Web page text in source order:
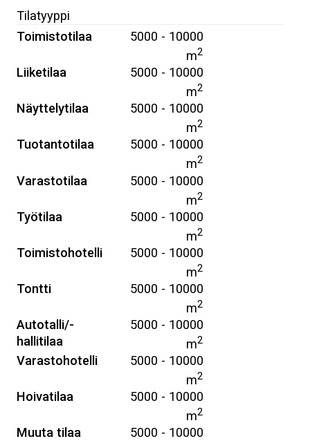
Tilatyyppi
Toimistotilaa
5000 - 10000
m2
Liiketilaa
5000 - 10000
m2
Näyttelytilaa
5000 - 10000
m2
Tuotantotilaa
5000 - 10000
m2
Varastotilaa
5000 - 10000
m2
Työtilaa
5000 - 10000
m2
Toimistohotelli
5000 - 10000
m2
Tontti
5000 - 10000
m2
Autotalli/-
hallitilaa
5000 - 10000
m2
Varastohotelli
5000 - 10000
m2
Hoivatilaa
5000 - 10000
m2
Muuta tilaa
5000 - 10000